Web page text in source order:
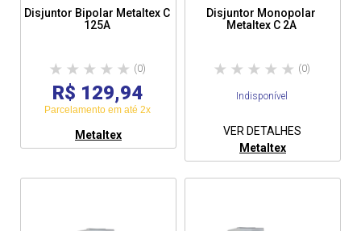
Disjuntor Bipolar Metaltex C
125A
(0)
R$ 129,94
Parcelamento em até 2x
Metaltex
Disjuntor Monopolar
Metaltex C 2A
(0)
Indisponível
VER DETALHES
Metaltex